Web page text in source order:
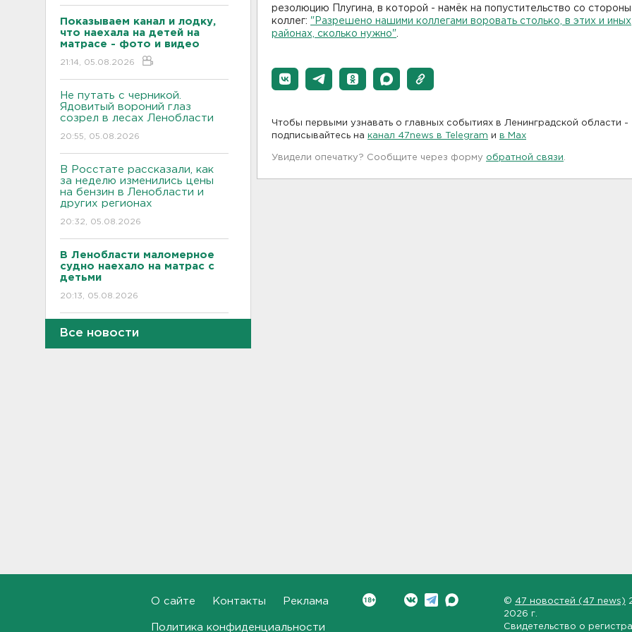
Показываем канал и лодку,
что наехала на детей на
матрасе - фото и видео
21:14, 05.08.2026
Не путать с черникой.
Ядовитый вороний глаз
созрел в лесах Ленобласти
20:55, 05.08.2026
В Росстате рассказали, как
за неделю изменились цены
на бензин в Ленобласти и
других регионах
20:32, 05.08.2026
В Ленобласти маломерное
судно наехало на матрас с
детьми
20:13, 05.08.2026
Почему пробелы в памяти —
раскрыла психолог
детсад на 140 детей
Внешнее кольцо северного
Все новости
резолюцию Плугина, в которой - намёк на попустительство со стороны
коллег: "Разрешено нашими коллегами воровать столько, в этих и иных
районах, сколько нужно"
Чтобы первыми узнавать о главных событиях в Ленинградской области -
подписывайтесь на канал 47news в Telegram и в Maх
Увидели опечатку? Сообщите через форму обратной связи
О сайте Контакты Реклама
Политика конфиденциальности
© 47 новостей (47 news)
2026 г.
Свидетельство о